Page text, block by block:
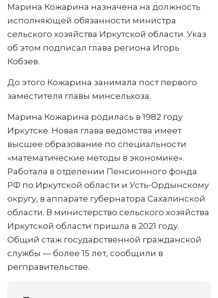
Марина Кожарина назначена на должность
исполняющей обязанности министра
сельского хозяйства Иркутской области. Указ
об этом подписал глава региона Игорь
Кобзев.
До этого Кожарина занимала пост первого
заместителя главы минсельхоза.
Марина Кожарина родилась в 1982 году
Иркутске. Новая глава ведомства имеет
высшее образование по специальности
«математические методы в экономике».
Работала в отделении Пенсионного фонда
РФ по Иркутской области и Усть-Ордынскому
округу, в аппарате губернатора Сахалинской
области. В министерство сельского хозяйства
Иркутской области пришла в 2021 году.
Общий стаж государственной гражданской
службы — более 15 лет, сообщили в
регправительстве.